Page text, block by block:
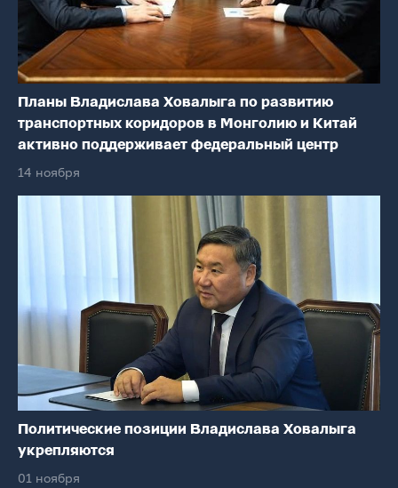
Планы Владислава Ховалыга по развитию
транспортных коридоров в Монголию и Китай
активно поддерживает федеральный центр
14 ноября
Политические позиции Владислава Ховалыга
укрепляются
01 ноября